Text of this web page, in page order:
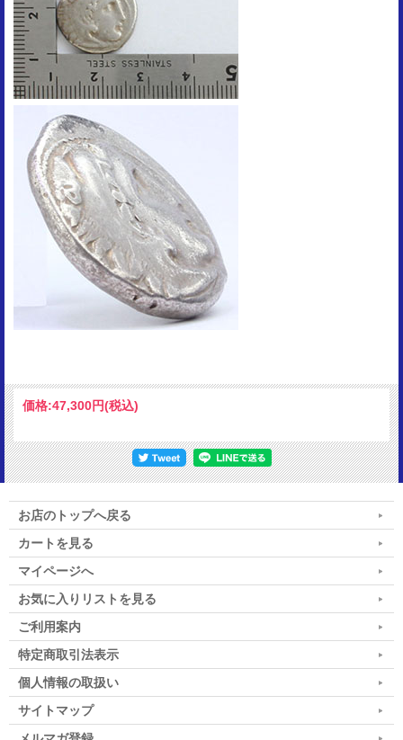
価格:47,300円(税込)
お店のトップへ戻る
カートを見る
マイページへ
お気に入りリストを見る
ご利用案内
特定商取引法表示
個人情報の取扱い
サイトマップ